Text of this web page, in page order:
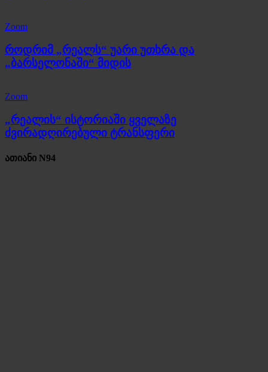
Zoom
როდრიმ „რეალს“ უარი უთხრა და
„ბარსელონაში“ მიდის
Zoom
„რეალის“ ისტორიაში ყველაზე
ძვირადღირებული ტრანსფერი
ათიანი N94